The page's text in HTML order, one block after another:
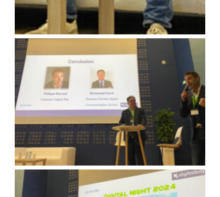
Ouverture de la table ronde